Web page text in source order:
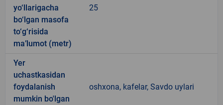
yo‘llarigacha
bo‘lgan masofa
to‘g‘risida
ma’lumot (metr)
25
Yer
uchastkasidan
foydalanish
mumkin bo'lgan
oshxona, kafelar, Savdo uylari